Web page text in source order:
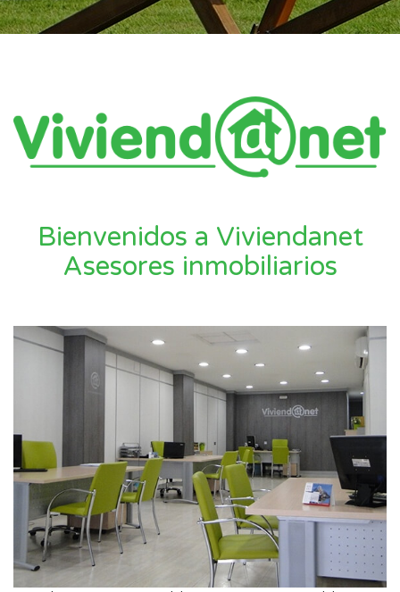
Bienvenidos a Viviendanet
Asesores inmobiliarios